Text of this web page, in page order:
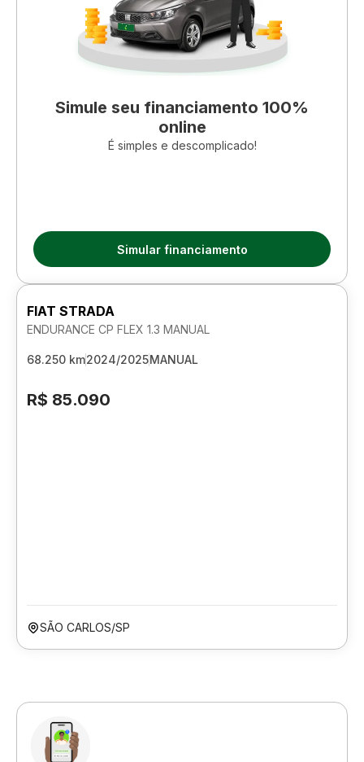
Simule seu financiamento 100%
online
É simples e descomplicado!
Simular financiamento
FIAT STRADA
ENDURANCE CP FLEX 1.3 MANUAL
68.250 km2024/2025MANUAL
R$ 85.090
SÃO CARLOS/SP